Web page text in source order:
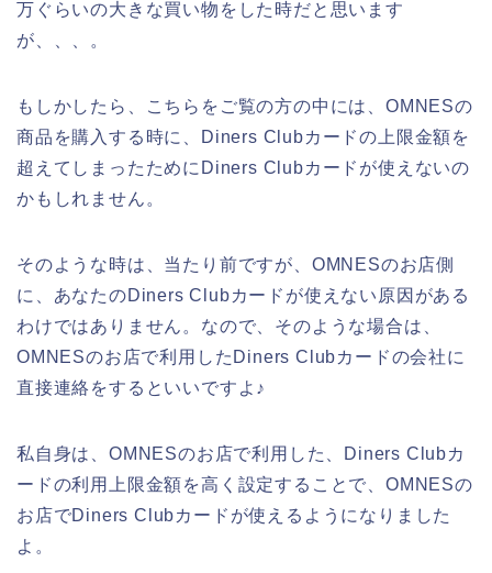
万ぐらいの大きな買い物をした時だと思います
が、、、。
もしかしたら、こちらをご覧の方の中には、OMNESの
商品を購入する時に、Diners Clubカードの上限金額を
超えてしまったためにDiners Clubカードが使えないの
かもしれません。
そのような時は、当たり前ですが、OMNESのお店側
に、あなたのDiners Clubカードが使えない原因がある
わけではありません。なので、そのような場合は、
OMNESのお店で利用したDiners Clubカードの会社に
直接連絡をするといいですよ♪
私自身は、OMNESのお店で利用した、Diners Clubカ
ードの利用上限金額を高く設定することで、OMNESの
お店でDiners Clubカードが使えるようになりました
よ。